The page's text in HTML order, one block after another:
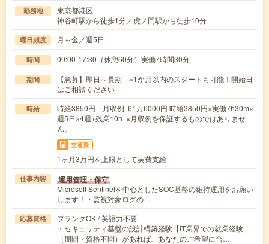
勤務地
東京都港区
神谷町駅から徒歩1分／虎ノ門駅から徒歩10分
曜日頻度 月～金／週5日
時間 09:00-17:30（休憩60分）実働7時間30分
期間
【急募】即日～長期 ※1か月以内のスタートも可能！開始日
はご相談ください
時給
時給3850円 月収例 61万6000円 時給3850円×実働7h30m×
週5日×4週+残業10h ※月収例を保証するものではありませ
ん。
交通費
1ヶ月3万円を上限として実費支給
仕事内容 運用管理・保守
Microsoft Sentinelを中心としたSOC基盤の維持運用をお願い
します！・監視対象ログの…
応募資格
ブランクOK / 英語力不要
・セキュリティ基盤の設計構築経験【IT業界での就業経験
（期間・資格不問）があれば、あなたのご希望に合…